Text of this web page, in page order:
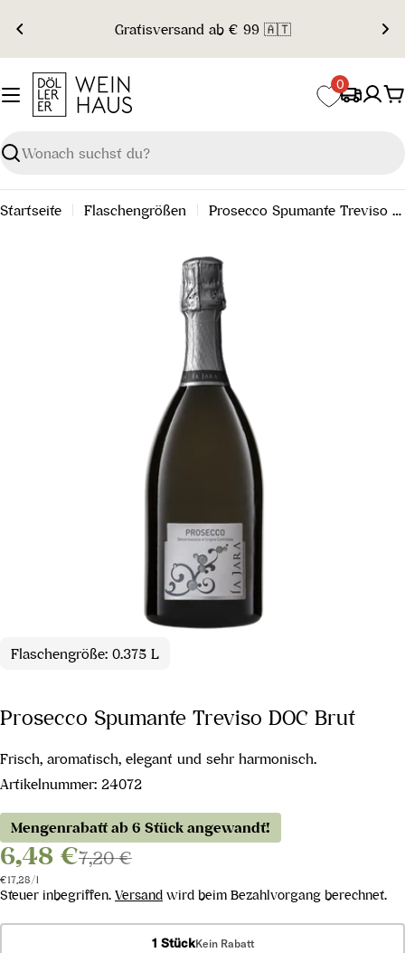
Inhalt
springen
Gratisversand ab € 99 🇦🇹
Suchen
0
Startseite Flaschengrößen Prosecco Spumante Treviso DOC Brut
Flaschengröße: 0.375 L
Prosecco Spumante Treviso DOC Brut
Frisch, aromatisch, elegant und sehr harmonisch.
Artikelnummer: 24072
Mengenrabatt ab 6 Stück angewandt!
6,48 €7,20 €
Stückpreis
€17,28/pro
l
Steuer inbegriffen. Versand wird beim Bezahlvorgang berechnet.
1 StückKein Rabatt